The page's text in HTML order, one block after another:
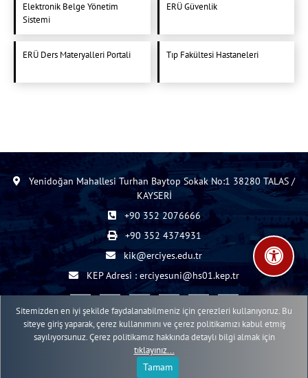
Elektronik Belge Yönetim
Sistemi
ERÜ Güvenlik
ERÜ Ders Materyalleri Portali Tıp Fakültesi Hastaneleri
Yenidoğan Mahallesi Turhan Baytop Sokak No:1 38280 TALAS /
KAYSERİ
+90 352 2076666
+90 352 4374931
kik@erciyes.edu.tr
KEP Adresi : erciyesuni@hs01.kep.tr
2015 - 2026 © ERÜ Web İçerik Yönetim Sistemi
Erciyes Üniversitesi Bilgi İşlem Daire Başkanlığı Web Birimi
Sitemizden en iyi şekilde faydalanabilmeniz için çerezleri kullanıyoruz. Bu
siteye giriş yaparak, çerez kullanımını ve çerez politikamızı kabul etmiş
sayılıyorsunuz. Çerez politikamız hakkında detaylı bilgi almak için
tıklayınız...
Tamam